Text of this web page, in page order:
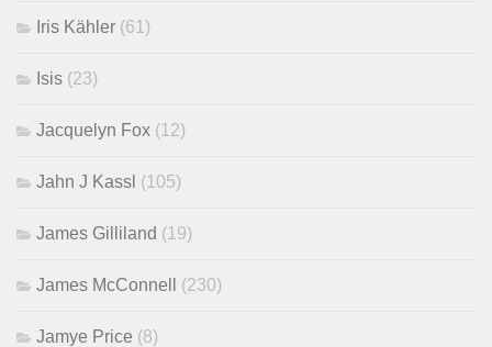
Iris Kähler (61)
Isis (23)
Jacquelyn Fox (12)
Jahn J Kassl (105)
James Gilliland (19)
James McConnell (230)
Jamye Price (8)